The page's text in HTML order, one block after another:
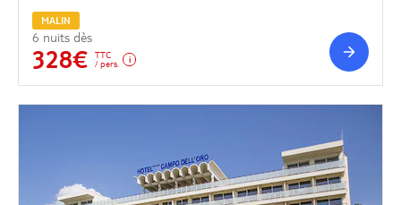
MALIN
6 nuits dès
328€
TTC
/ pers.